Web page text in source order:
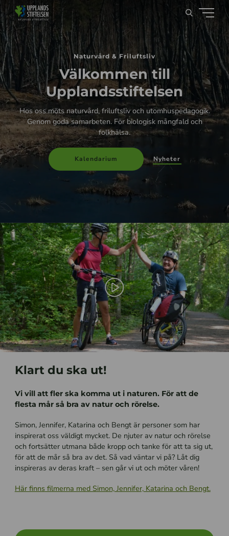
Naturvård & Friluftsliv
Välkommen till
Upplandsstiftelsen
Hos oss möts naturvård, friluftsliv och utomhuspedagogik.
Genom goda samarbeten. För biologisk mångfald och
folkhälsa.
Kalendarium Nyheter
Klart du ska ut!
Vi vill att fler ska komma ut i naturen. För att de
flesta mår så bra av natur och rörelse.
Simon, Jennifer, Katarina och Bengt är personer som har
inspirerat oss väldigt mycket. De njuter av natur och rörelse
och fortsätter utmana både kropp och tanke för att ta sig ut,
för att de mår så bra av det. Så vad väntar vi på? Låt dig
inspireras av deras kraft – sen går vi ut och möter våren!
Här finns filmerna med Simon, Jennifer, Katarina och Bengt.